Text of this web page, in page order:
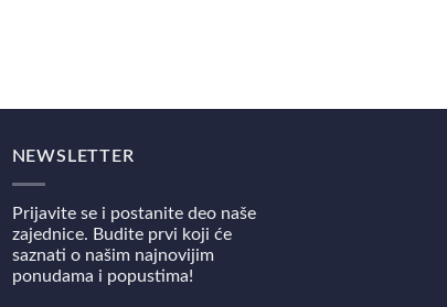
NEWSLETTER
Prijavite se i postanite deo naše
zajednice. Budite prvi koji će
saznati o našim najnovijim
ponudama i popustima!